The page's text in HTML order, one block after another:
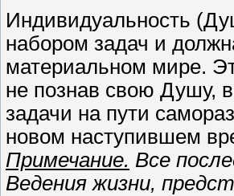
Индивидуальность
набором задач и
материальном мире.
не познав свою Душу,
задачи на пути
новом наступившем
Примечание. Все
Ведения жизни,